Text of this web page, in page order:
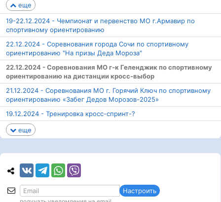
еще
19-22.12.2024 - Чемпионат и первенство МО г.Армавир по
спортивному ориентированию
22.12.2024 - Соревнования города Сочи по спортивному
ориентированию "На призы Деда Мороза"
22.12.2024 - Соревнования МО г-к Геленджик по спортивному
ориентированию на дистанции кросс-выбор
21.12.2024 - Соревнования МО г. Горячий Ключ по спортивному
ориентированию «Забег Дедов Морозов-2025»
19.12.2024 - Тренировка кросс-спринт-?
еще
Настроить